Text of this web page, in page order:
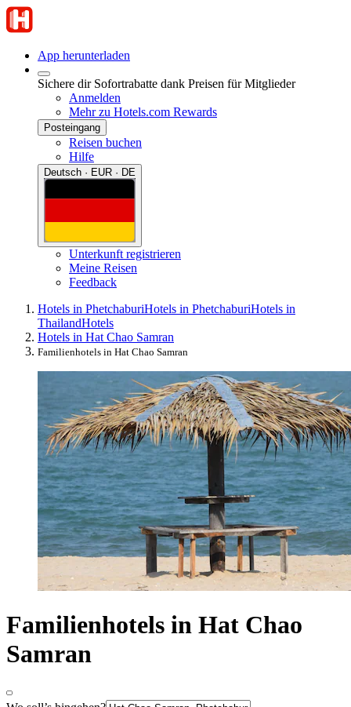
App herunterladen
Sichere dir Sofortrabatte dank Preisen für Mitglieder
Anmelden
Mehr zu Hotels.com Rewards
Posteingang
Reisen buchen
Hilfe
Deutsch · EUR · DE
Unterkunft registrieren
Meine Reisen
Feedback
Hotels in PhetchaburiHotels in PhetchaburiHotels in
ThailandHotels
Hotels in Hat Chao Samran
Familienhotels in Hat Chao Samran
Familienhotels in Hat Chao
Samran